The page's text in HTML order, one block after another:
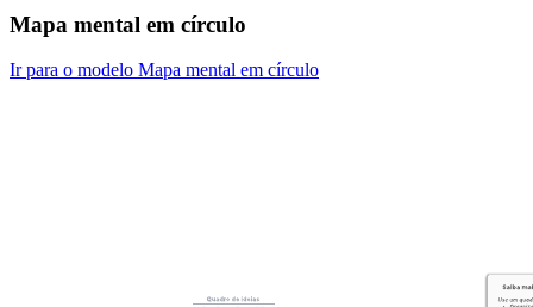
Mapa mental em círculo
Ir para o modelo Mapa mental em círculo